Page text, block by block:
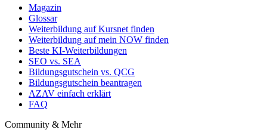
Magazin
Glossar
Weiterbildung auf Kursnet finden
Weiterbildung auf mein NOW finden
Beste KI-Weiterbildungen
SEO vs. SEA
Bildungsgutschein vs. QCG
Bildungsgutschein beantragen
AZAV einfach erklärt
FAQ
Community & Mehr